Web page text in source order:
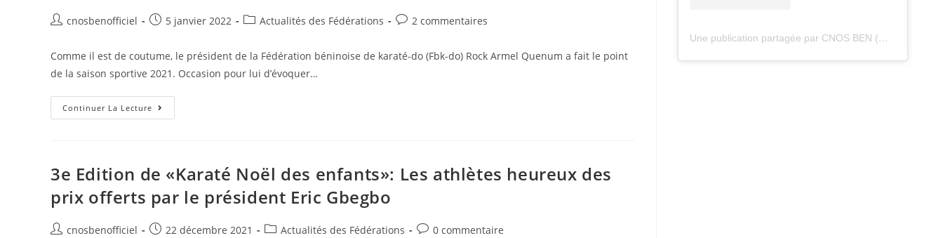
cnosbenofficiel 5 janvier 2022 Actualités des Fédérations 2 commentaires
Comme il est de coutume, le président de la Fédération béninoise de karaté-do (Fbk-do) Rock Armel Quenum a fait le point
de la saison sportive 2021. Occasion pour lui d’évoquer…
Continuer La Lecture
3e Edition de «Karaté Noël des enfants»: Les athlètes heureux des
prix offerts par le président Eric Gbegbo
cnosbenofficiel 22 décembre 2021 Actualités des Fédérations 0 commentaire
Une publication partagée par CNOS BEN (@cnos_ben)